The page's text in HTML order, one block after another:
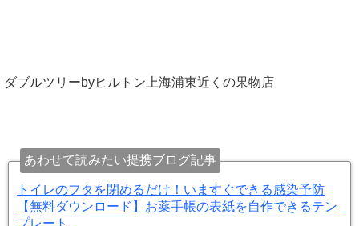
ダブルツリーbyヒルトン上海浦東近くの果物店
あわせて読みたい提携ブログ記事
トイレのフタを閉めるだけ！いますぐできる感染予防
【無料ダウンロード】お薬手帳の表紙を自作できるテン